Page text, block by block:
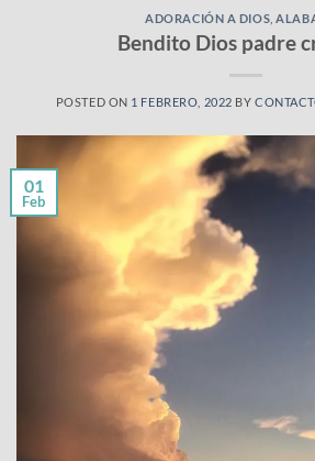
ADORACIÓN A DIOS ,
Bendito Dios padre
POSTED ON 1 FEBRERO, 2022 BY
01
Feb